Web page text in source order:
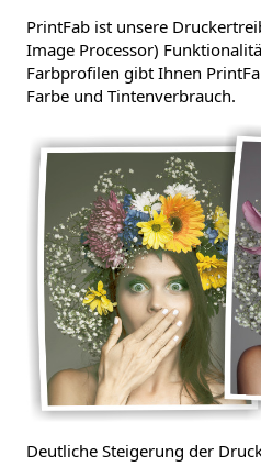
PrintFab ist unsere
Image Processor)
Farbprofilen gibt Ihnen
Farbe und Tintenverbrauch.
Deutliche Steigerung der